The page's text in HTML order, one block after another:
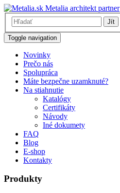
Metalia architekt partner
Jít
Toggle navigation
Novinky
Prečo nás
Spolupráca
Máte bezpečne uzamknuté?
Na stiahnutie
Katalógy
Certifikáty
Návody
Iné dokumety
FAQ
Blog
E-shop
Kontakty
Produkty